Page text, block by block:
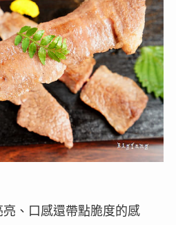
、口感還帶點脆度的感